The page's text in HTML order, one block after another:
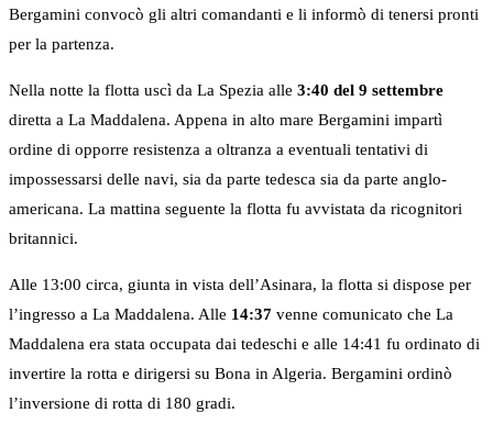
Bergamini convocò gli altri comandanti e li informò di tenersi pronti
per la partenza.
Nella notte la flotta uscì da La Spezia alle 3:40 del 9 settembre
diretta a La Maddalena. Appena in alto mare Bergamini impartì
ordine di opporre resistenza a oltranza a eventuali tentativi di
impossessarsi delle navi, sia da parte tedesca sia da parte anglo-
americana. La mattina seguente la flotta fu avvistata da ricognitori
britannici.
Alle 13:00 circa, giunta in vista dell’Asinara, la flotta si dispose per
l’ingresso a La Maddalena. Alle 14:37 venne comunicato che La
Maddalena era stata occupata dai tedeschi e alle 14:41 fu ordinato di
invertire la rotta e dirigersi su Bona in Algeria. Bergamini ordinò
l’inversione di rotta di 180 gradi.